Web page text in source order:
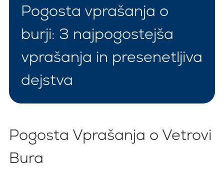
Pogosta vprašanja o
burji: 3 najpogostejša
vprašanja in presenetljiva
dejstva
Pogosta Vprašanja o Vetrovi
Bura